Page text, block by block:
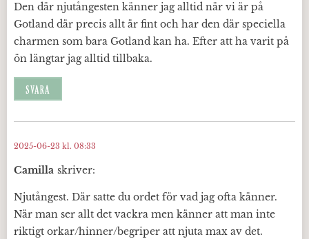
Den där njutångesten känner jag alltid när vi är på
Gotland där precis allt är fint och har den där speciella
charmen som bara Gotland kan ha. Efter att ha varit på
ön längtar jag alltid tillbaka.
SVARA
Camilla skriver:
2025-06-23 kl. 08:33
Njutångest. Där satte du ordet för vad jag ofta känner.
När man ser allt det vackra men känner att man inte
riktigt orkar/hinner/begriper att njuta max av det.